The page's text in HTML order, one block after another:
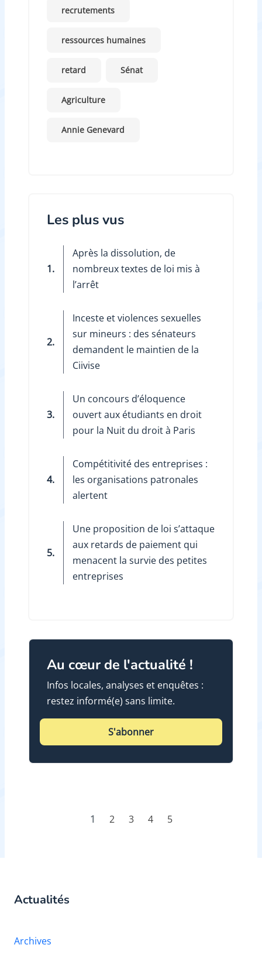
recrutements
ressources humaines
retard Sénat
Agriculture
Annie Genevard
Les plus vus
1.
Après la dissolution, de
nombreux textes de loi mis à
l’arrêt
2.
Inceste et violences sexuelles
sur mineurs : des sénateurs
demandent le maintien de la
Ciivise
3.
Un concours d’éloquence
ouvert aux étudiants en droit
pour la Nuit du droit à Paris
4.
Compétitivité des entreprises :
les organisations patronales
alertent
5.
Une proposition de loi s’attaque
aux retards de paiement qui
menacent la survie des petites
entreprises
Au cœur de l'actualité !
Infos locales, analyses et enquêtes :
restez informé(e) sans limite.
S'abonner
1 2 3 4 5
Actualités
Archives